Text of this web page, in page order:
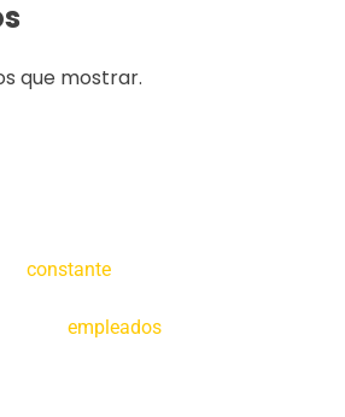
que mostrar.
constante
empleados